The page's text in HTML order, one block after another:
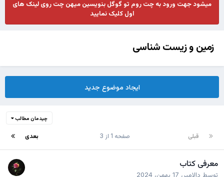
میشود جهت ورود به چت روم تو گوگل بنویسین میهن چت روی لینک های
اول کلیک نمایید
زمین و زیست شناسی
ایجاد موضوع جدید
چیدمان مطالب
قبلی بعدی صفحه 1 از 3
معرفی کتاب
توسط دالامپر، 17 بهمن، 2024